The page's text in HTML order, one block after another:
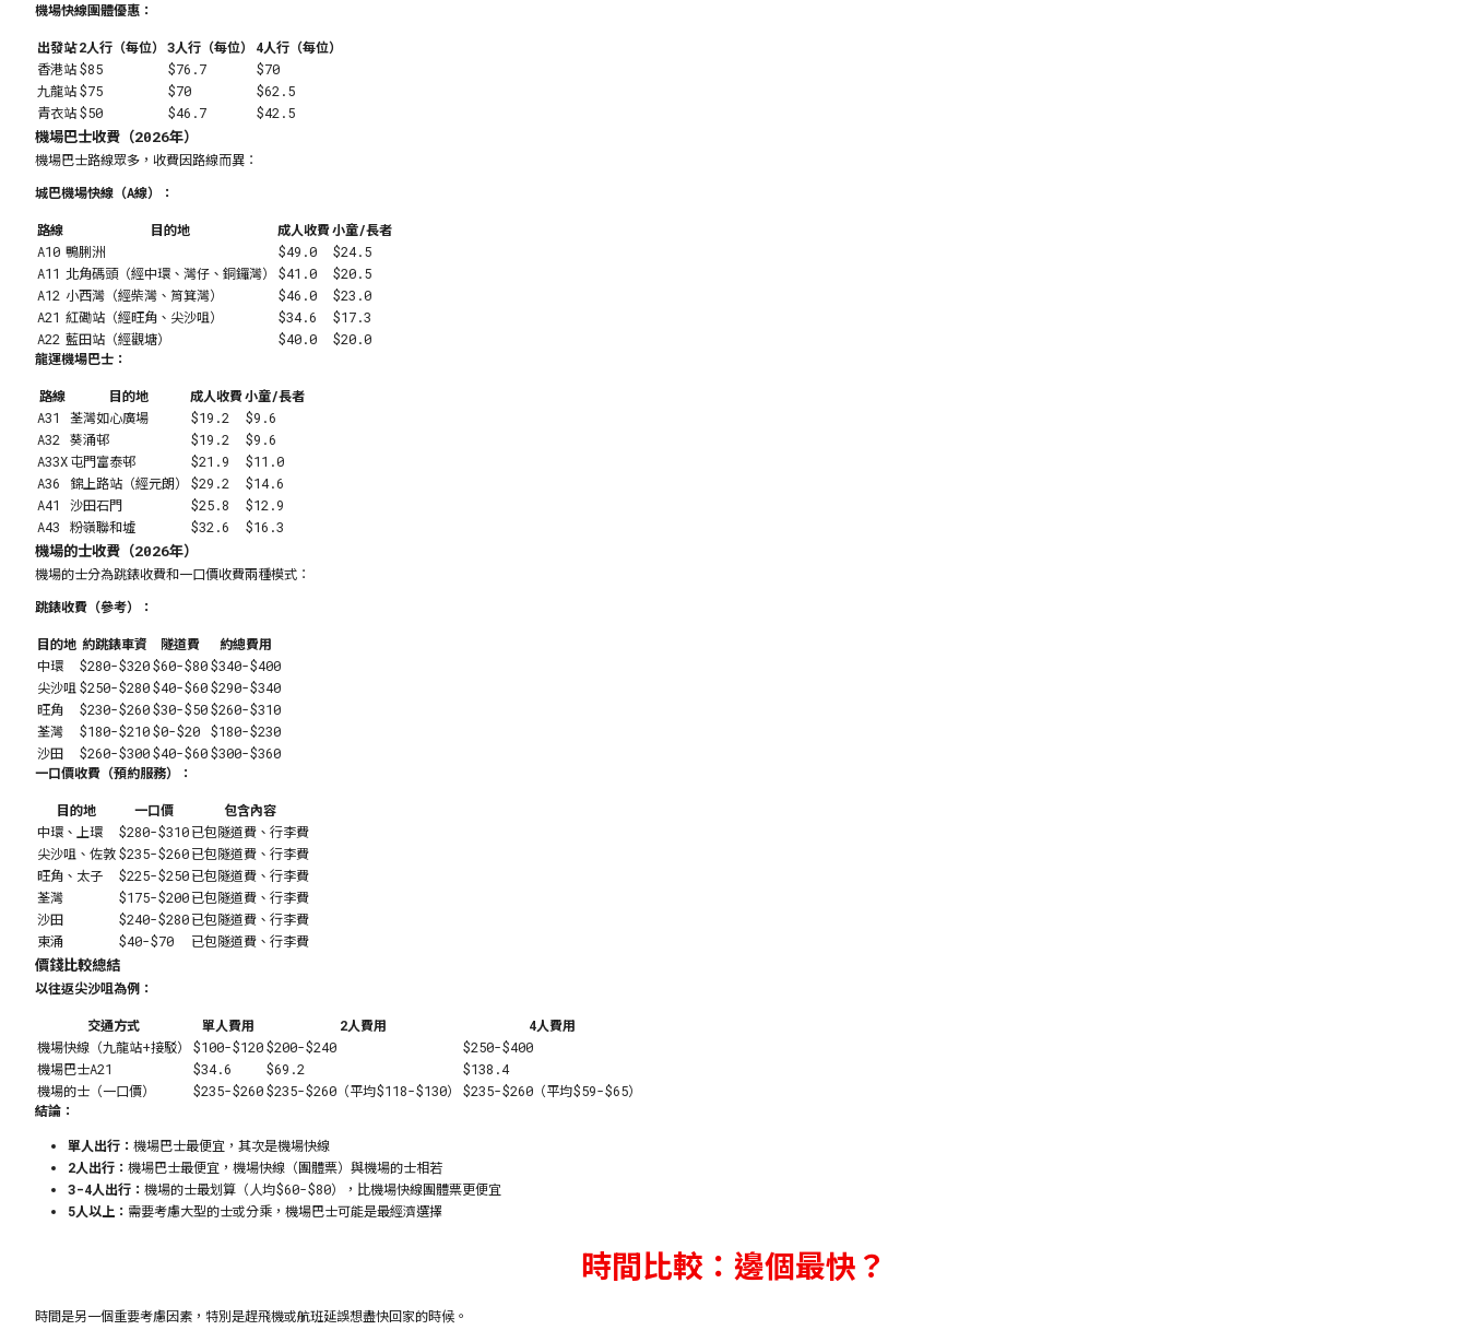
機場快線團體優惠：
出發站2人行（每位） 3人行（每位）
4人行（每位）
香港站$85 $76.7
$70
九龍站$75 $70
$62.5
青衣站$50 $46.7 $42.5
機場巴士收費（2026年）
機場巴士路線眾多，收費因路線而異：
城巴機場快線（A線）：
路線 目的地 成人收費小童/長者
A10 鴨脷洲 $49.0
$24.5
A11 北角碼頭（經中環、灣仔、銅鑼灣） $41.0
$20.5
A12 小西灣（經柴灣、筲箕灣） $46.0
$23.0
A21 紅磡站（經旺角、尖沙咀） $34.6
$17.3
A22 藍田站（經觀塘） $40.0
$20.0
龍運機場巴士：
路線 目的地 成人收費小童/長者
A31
荃灣如心廣場 $19.2
$9.6
A32
葵涌邨 $19.2
$9.6
A33X屯門富泰邨 $21.9
$11.0
A36
錦上路站（經元朗） $29.2
$14.6
A41
沙田石門 $25.8
$12.9
A43
粉嶺聯和墟 $32.6 $16.3
機場的士收費（2026年）
機場的士分為跳錶收費和一口價收費兩種模式：
跳錶收費（參考）：
目的地 約跳錶車資 隧道費
約總費用
中環
$280-$320$60-$80$340-$400
尖沙咀 $250-$280$40-$60$290-$340
旺角
$230-$260$30-$50$260-$310
荃灣
$180-$210$0-$20
$180-$230
沙田
$260-$300$40-$60$300-$360
一口價收費（預約服務）：
目的地 一口價
包含內容
中環、上環
$280-$310已包隧道費、行李費
尖沙咀、佐敦$235-$260已包隧道費、行李費
旺角、太子
$225-$250已包隧道費、行李費
荃灣
$175-$200已包隧道費、行李費
沙田
$240-$280已包隧道費、行李費
東涌
$40-$70 已包隧道費、行李費
價錢比較總結
以往返尖沙咀為例：
交通方式 單人費用 2人費用
4人費用
機場快線（九龍站+接駁）
$100-$120$200-$240
$250-$400
機場巴士A21
$34.6 $69.2
$138.4
機場的士（一口價）
$235-$260$235-$260（平均$118-$130）
$235-$260（平均$59-$65）
結論：
單人出行： 機場巴士最便宜，其次是機場快線
2人出行： 機場巴士最便宜，機場快線（團體票）與機場的士相若
3-4人出行： 機場的士最划算（人均$60-$80），比機場快線團體票更便宜
5人以上： 需要考慮大型的士或分乘，機場巴士可能是最經濟選擇
時間比較：邊個最快？
時間是另一個重要考慮因素，特別是趕飛機或航班延誤想盡快回家的時候。